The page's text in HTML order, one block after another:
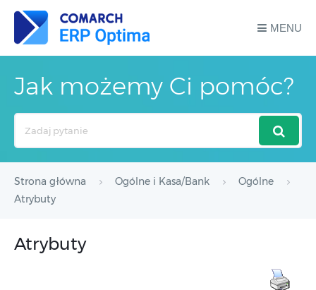
MENU
Jak możemy Ci pomóc?
Strona główna Ogólne i Kasa/Bank
Ogólne
Atrybuty
Atrybuty